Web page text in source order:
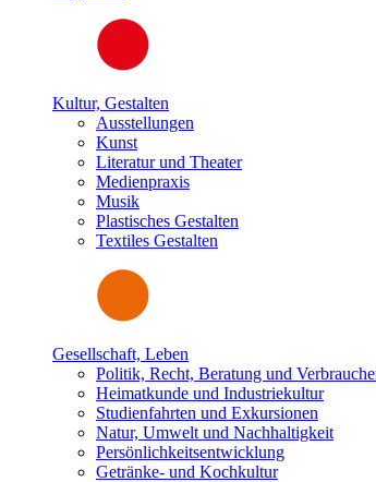
Kultur, Gestalten
Ausstellungen
Kunst
Literatur und Theater
Medienpraxis
Musik
Plastisches Gestalten
Textiles Gestalten
Gesellschaft, Leben
Politik, Recht, Beratung und
Heimatkunde und Industriekultur
Studienfahrten und Exkursionen
Natur, Umwelt und Nachhaltigkeit
Persönlichkeitsentwicklung
Getränke- und Kochkultur